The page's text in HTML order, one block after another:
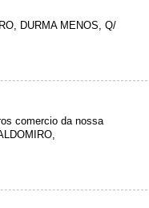
DURMA MENOS, Q/
comercio da nossa